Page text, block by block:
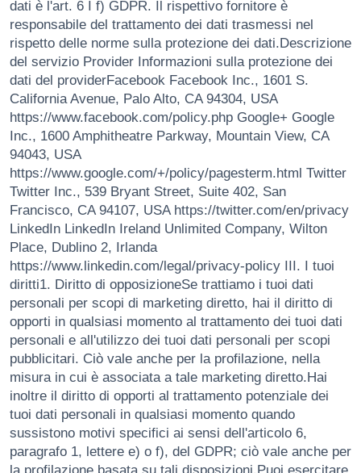
dati è l'art. 6 I f) GDPR. Il rispettivo fornitore è
responsabile del trattamento dei dati trasmessi nel
rispetto delle norme sulla protezione dei dati.Descrizione
del servizio Provider Informazioni sulla protezione dei
dati del providerFacebook Facebook Inc., 1601 S.
California Avenue, Palo Alto, CA 94304, USA
https://www.facebook.com/policy.php Google+ Google
Inc., 1600 Amphitheatre Parkway, Mountain View, CA
94043, USA
https://www.google.com/+/policy/pagesterm.html Twitter
Twitter Inc., 539 Bryant Street, Suite 402, San
Francisco, CA 94107, USA https://twitter.com/en/privacy
LinkedIn LinkedIn Ireland Unlimited Company, Wilton
Place, Dublino 2, Irlanda
https://www.linkedin.com/legal/privacy-policy III. I tuoi
diritti1. Diritto di opposizioneSe trattiamo i tuoi dati
personali per scopi di marketing diretto, hai il diritto di
opporti in qualsiasi momento al trattamento dei tuoi dati
personali e all'utilizzo dei tuoi dati personali per scopi
pubblicitari. Ciò vale anche per la profilazione, nella
misura in cui è associata a tale marketing diretto.Hai
inoltre il diritto di opporti al trattamento potenziale dei
tuoi dati personali in qualsiasi momento quando
sussistono motivi specifici ai sensi dell'articolo 6,
paragrafo 1, lettere e) o f), del GDPR; ciò vale anche per